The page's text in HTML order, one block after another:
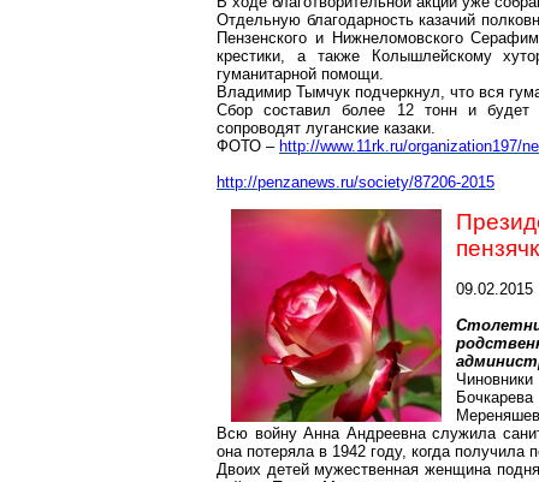
Отдельную благодарность казачий
Пензенского и Нижнеломовского
крестики, а также Колышлейскому
гуманитарной помощи.
Владимир Тымчук подчеркнул, что вся
Сбор составил более 12 тонн и будет
сопроводят луганские казаки.
ФОТО – http://www.11rk.ru/organization197/
http://penzanews.ru/society/87206-2015
09.02.2015
Всю войну Анна Андреевна служила
она потеряла в 1942 году, когда получила
Двоих детей мужественная женщина